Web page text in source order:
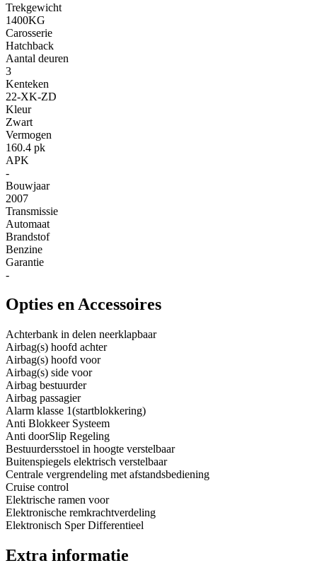
Trekgewicht
1400KG
Carosserie
Hatchback
Aantal deuren
3
Kenteken
22-XK-ZD
Kleur
Zwart
Vermogen
160.4 pk
APK
-
Bouwjaar
2007
Transmissie
Automaat
Brandstof
Benzine
Garantie
-
Opties en Accessoires
Achterbank in delen neerklapbaar
Airbag(s) hoofd achter
Airbag(s) hoofd voor
Airbag(s) side voor
Airbag bestuurder
Airbag passagier
Alarm klasse 1(startblokkering)
Anti Blokkeer Systeem
Anti doorSlip Regeling
Bestuurdersstoel in hoogte verstelbaar
Buitenspiegels elektrisch verstelbaar
Centrale vergrendeling met afstandsbediening
Cruise control
Elektrische ramen voor
Elektronische remkrachtverdeling
Elektronisch Sper Differentieel
Extra informatie